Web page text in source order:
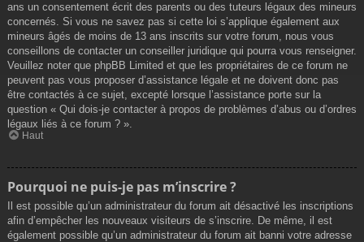
ans un consentement écrit des parents ou des tuteurs légaux des mineurs
concernés. Si vous ne savez pas si cette loi s’applique également aux
mineurs âgés de moins de 13 ans inscrits sur votre forum, nous vous
conseillons de contacter un conseiller juridique qui pourra vous renseigner.
Veuillez noter que phpBB Limited et que les propriétaires de ce forum ne
peuvent pas vous proposer d’assistance légale et ne doivent donc pas
être contactés à ce sujet, excepté lorsque l’assistance porte sur la
question « Qui dois-je contacter à propos de problèmes d’abus ou d’ordres
légaux liés à ce forum ? ».
Haut
Pourquoi ne puis-je pas m’inscrire ?
Il est possible qu’un administrateur du forum ait désactivé les inscriptions
afin d’empêcher les nouveaux visiteurs de s’inscrire. De même, il est
également possible qu’un administrateur du forum ait banni votre adresse